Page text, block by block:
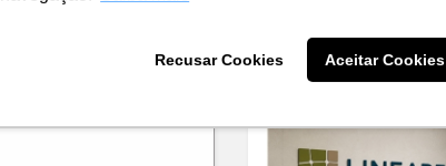
Recusar Cookies Aceitar Cookies